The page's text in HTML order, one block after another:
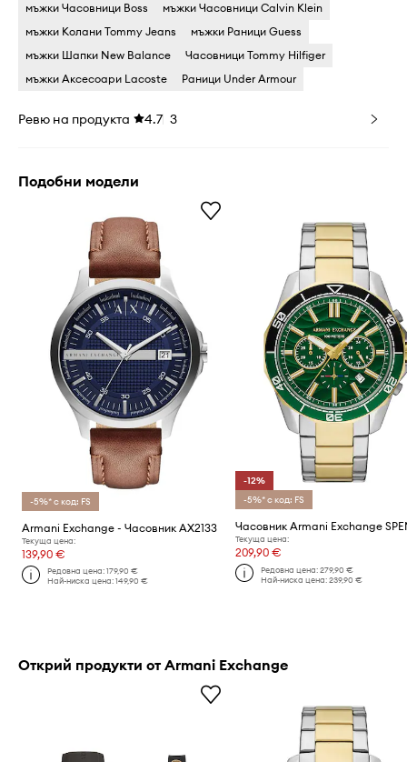
мъжки Часовници Boss
мъжки Часовници Calvin Klein
мъжки Колани Tommy Jeans
мъжки Раници Guess
мъжки Шапки New Balance
Часовници Tommy Hilfiger
мъжки Аксесоари Lacoste
Раници Under Armour
Ревю на продукта 4.7 3
Подобни модели
-5%* с код: FS
Armani Exchange - Часовник AX2133
Текуща цена:
139,90 €
Редовна цена:179,90 €
Най-ниска цена:149,90 €
-12%
-5%* с код: FS
Часовник Armani Exchange
Текуща цена:
209,90 €
Редовна цена: 279,90 €
Най-ниска цена: 239,90 €
Открий продукти от Armani Exchange